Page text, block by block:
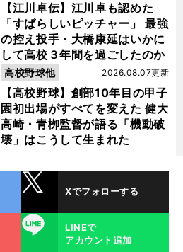
【江川卓伝】江川卓も認めた
「すばらしいピッチャー」 最強
の控え投手・大橋康延はいかに
して高校３年間を過ごしたのか
【高校野球】創部10年目の甲子
園初出場がすべてを変えた 健大
高崎・青栁監督が語る「機動破
壊」はこうして生まれた
2026.08.07更新
高校野球他
Xでフォローする
LINE
LINEで
アカウント追加